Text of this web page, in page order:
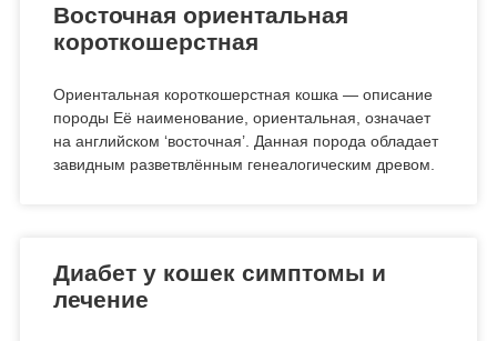
Восточная ориентальная
короткошерстная
Ориентальная короткошерстная кошка — описание
породы Её наименование, ориентальная, означает
на английском ‘восточная’. Данная порода обладает
завидным разветвлённым генеалогическим древом.
Диабет у кошек симптомы и
лечение